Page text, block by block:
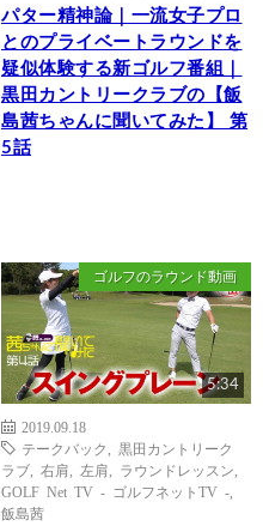
パター精神論｜一流女子プロ
とのプライベートラウンドを
疑似体験する新ゴルフ番組｜
黒田カントリークラブの【飯
島茜ちゃんに聞いてみた】 第
5話
ゴルフのラウンド動画
5:34
2019.09.18
テークバック
黒田カントリーク
ラブ
右肩 左肩 ラウンドレッスン
GOLF Net TV - ゴルフネットTV -
飯島茜